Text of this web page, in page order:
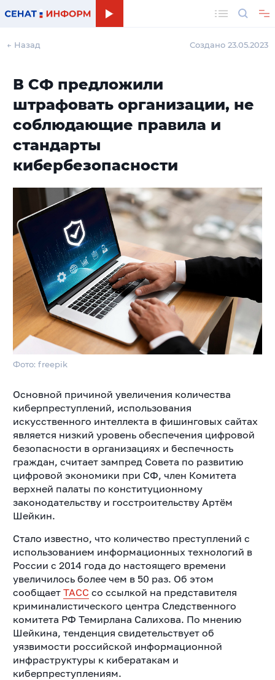
← Назад Создано 23.05.2023
В СФ предложили
штрафовать организации, не
соблюдающие правила и
стандарты
кибербезопасности
Фото: freepik
Основной причиной увеличения количества
киберпреступлений, использования
искусственного интеллекта в фишинговых сайтах
является низкий уровень обеспечения цифровой
безопасности в организациях и беспечность
граждан, считает зампред Совета по развитию
цифровой экономики при СФ, член Комитета
верхней палаты по конституционному
законодательству и госстроительству Артём
Шейкин.
Стало известно, что количество преступлений с
использованием информационных технологий в
России с 2014 года до настоящего времени
увеличилось более чем в 50 раз. Об этом
сообщает ТАСС со ссылкой на представителя
криминалистического центра Следственного
комитета РФ Темирлана Салихова. По мнению
Шейкина, тенденция свидетельствует об
уязвимости российской информационной
инфраструктуры к кибератакам и
киберпреступлениям.